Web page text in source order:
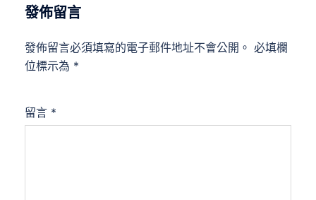
發佈留言
發佈留言必須填寫的電子郵件地址不會公開。 必填欄
位標示為 *
留言 *